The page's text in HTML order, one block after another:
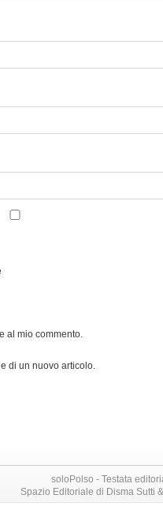
al mio commento.
di un nuovo articolo.
soloPolso - Testata
Spazio Editoriale di Disma Sutti